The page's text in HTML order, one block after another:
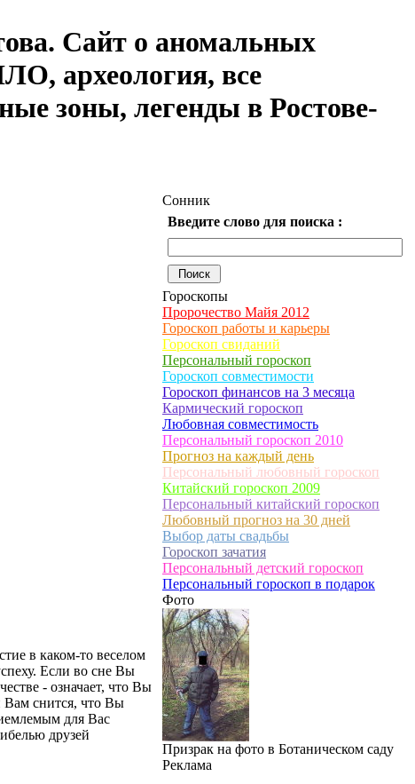
Сайт о аномальных
археология, все
зоны, легенды в Ростове-
в каком-то веселом
Если во сне Вы
- означает, что Вы
Вам снится, что Вы
для Вас
друзей
Сонник
Введите слово для поиска :
Гороскопы
Пророчество Майя 2012
Гороскоп работы и карьеры
Гороскоп свиданий
Персональный гороскоп
Гороскоп совместимости
Гороскоп финансов на 3 месяца
Кармический гороскоп
Любовная совместимость
Персональный гороскоп 2010
Прогноз на каждый день
Персональный любовный гороскоп
Китайский гороскоп 2009
Персональный китайский гороскоп
Любовный прогноз на 30 дней
Выбор даты свадьбы
Гороскоп зачатия
Персональный детский гороскоп
Персональный гороскоп в подарок
Фото
Призрак на фото в Ботаническом саду
Реклама